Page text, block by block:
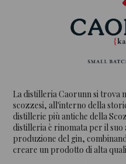
La distilleria Caorunn si trova
scozzesi, all'interno della
distillerie più antiche della
distilleria è rinomata per il
produzione del gin,
creare un prodotto di alta